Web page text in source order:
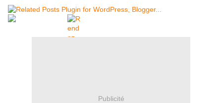
Publicité